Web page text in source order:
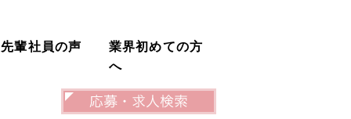
先輩社員の声
業界初めての方
へ